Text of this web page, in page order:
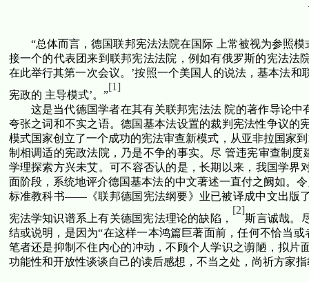
“总体而言，德国联邦宪法法院在国际 上常被视为参照
接一个的代表团来到联邦宪法法院，例如有俄罗斯的宪法
在此举行其第一次会议。’按照一个美国人的说法，基本法
宪政的 主导模式’。”
[1]
这是当代德国学者在其有关联邦宪法法 院的著作导论
夸张之词和不实之语。德国基本法设置的裁判宪法性争议
模式国家创立了一个成功的宪法审查新模式，从亚非拉国家到
制相调适的宪政法院，乃是不争的事实。尽 管违宪审查制
学理探索方兴未艾。可不容否认的是，长期以来，我国学
面阶段，系统地评介德国基本法的中文著述一直付之阙如。
标准教科书——《联邦德国宪法纲要》业已被译成中文出版
宪法学知识谱系上有关德国宪法理论的缺陷，
[2]
斯言诚哉。
结或说明，是因为“在这样一本鸿篇巨著面前，任何不恰当
笔者还是抑制不住内心的冲动，不顾个人学识之谫陋，拟
功能性和开放性谈谈自己的读后感想，不当之处，尚祈方家